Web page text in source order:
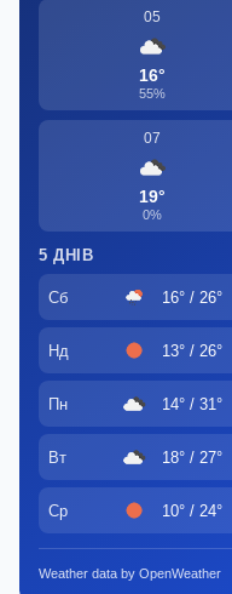
05
16°
55%
07
19°
0%
5 ДНІВ
Сб 16° / 26°
Нд 13° / 26°
Пн 14° / 31°
Вт 18° / 27°
Ср 10° / 24°
Weather data by OpenWeather